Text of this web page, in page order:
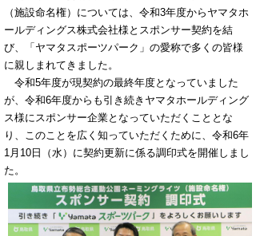
（施設命名権）については、令和3年度からヤマタホ
ールディングス株式会社様とスポンサー契約を結
び、「ヤマタスポーツパーク」の愛称で多くの皆様
に親しまれてきました。
令和5年度が現契約の最終年度となっていました
が、令和6年度からも引き続きヤマタホールディング
ス様にスポンサー企業となっていただくこととな
り、このことを広く知っていただくために、令和6年
1月10日（水）に契約更新に係る調印式を開催しまし
た。